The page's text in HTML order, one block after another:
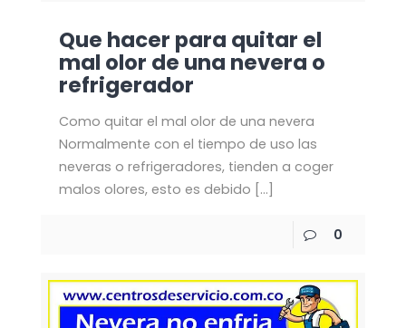
Que hacer para quitar el
mal olor de una nevera o
refrigerador
Como quitar el mal olor de una nevera
Normalmente con el tiempo de uso las
neveras o refrigeradores, tienden a coger
malos olores, esto es debido […]
0